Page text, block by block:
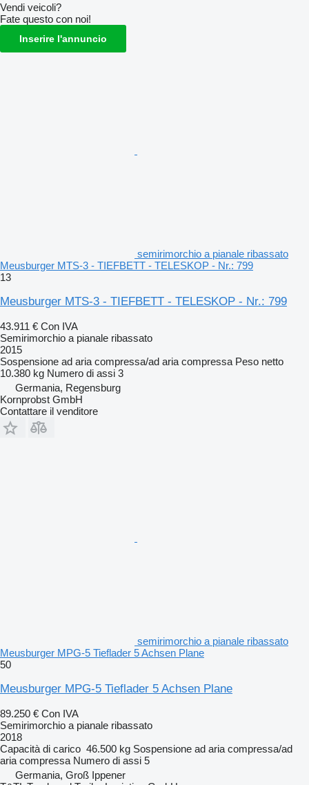
Vendi veicoli?
Fate questo con noi!
Inserire l'annuncio
semirimorchio a pianale ribassato
Meusburger MTS-3 - TIEFBETT - TELESKOP - Nr.: 799
13
Meusburger MTS-3 - TIEFBETT - TELESKOP - Nr.: 799
43.911 € Con IVA
Semirimorchio a pianale ribassato
2015
Sospensione ad aria compressa/ad aria compressa Peso netto
10.380 kg Numero di assi 3
Germania, Regensburg
Kornprobst GmbH
Contattare il venditore
semirimorchio a pianale ribassato
Meusburger MPG-5 Tieflader 5 Achsen Plane
50
Meusburger MPG-5 Tieflader 5 Achsen Plane
89.250 € Con IVA
Semirimorchio a pianale ribassato
2018
Capacità di carico 46.500 kg Sospensione ad aria compressa/ad
aria compressa Numero di assi 5
Germania, Groß Ippener